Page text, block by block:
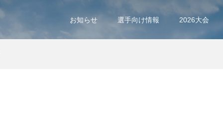
お知らせ 選手向け情報 2026大会